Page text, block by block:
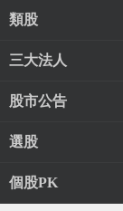
類股
三大法人
股市公告
選股
個股PK